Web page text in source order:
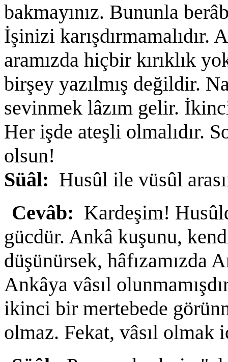
bakmayınız. Bununla
İşinizi karışdırmamalıdır.
aramızda hiçbir kırıklık
birşey yazılmış değildir.
sevinmek lâzım gelir.
Her işde ateşli olmalıdır.
olsun!
Süâl: Husûl ile vüsûl
Cevâb: Kardeşim!
gücdür. Ankâ kuşunu,
düşünürsek, hâfızamızda
Ankâya vâsıl
ikinci bir mertebede
olmaz. Fekat, vâsıl olmak